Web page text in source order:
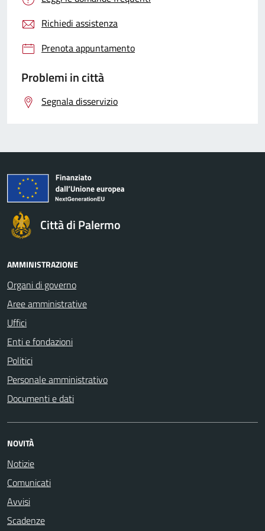
Richiedi assistenza
Prenota appuntamento
Problemi in città
Segnala disservizio
Città di Palermo
AMMINISTRAZIONE
Organi di governo
Aree amministrative
Uffici
Enti e fondazioni
Politici
Personale amministrativo
Documenti e dati
NOVITÀ
Notizie
Comunicati
Avvisi
Scadenze